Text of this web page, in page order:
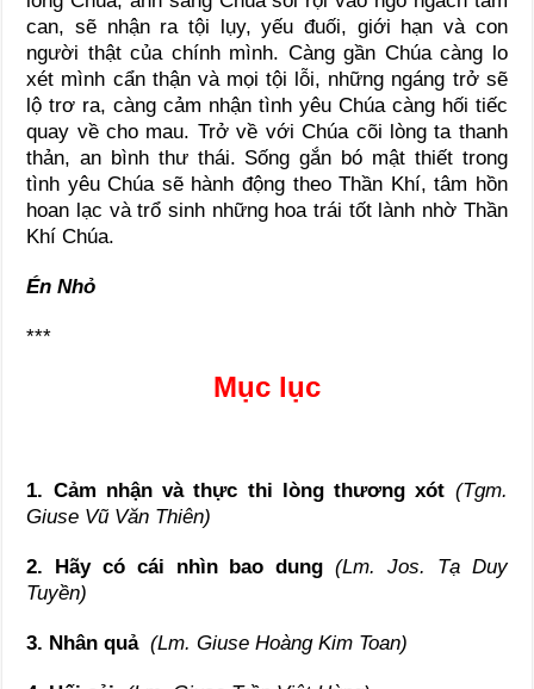
can, sẽ nhận ra tội lụy, yếu đuối, giới hạn và con
người thật của chính mình. Càng gần Chúa càng lo
xét mình cẩn thận và mọi tội lỗi, những ngáng trở sẽ
lộ trơ ra, càng cảm nhận tình yêu Chúa càng hối tiếc
quay về cho mau. Trở về với Chúa cõi lòng ta thanh
thản, an bình thư thái. Sống gắn bó mật thiết trong
tình yêu Chúa sẽ hành động theo Thần Khí, tâm hồn
hoan lạc và trổ sinh những hoa trái tốt lành nhờ Thần
Khí Chúa.
Én Nhỏ
***
Mục lục
1. Cảm nhận và thực thi lòng thương xót (Tgm.
Giuse Vũ Văn Thiên)
2. Hãy có cái nhìn bao dung(Lm. Jos. Tạ Duy
Tuyền)
3. Nhân quả(Lm. Giuse Hoàng Kim Toan)